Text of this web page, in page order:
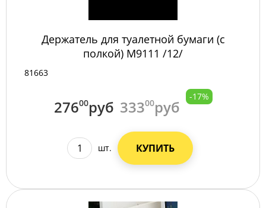
Держатель для туалетной бумаги (с
полкой) М9111 /12/
81663
27600руб 33300руб
-17%
шт. КУПИТЬ